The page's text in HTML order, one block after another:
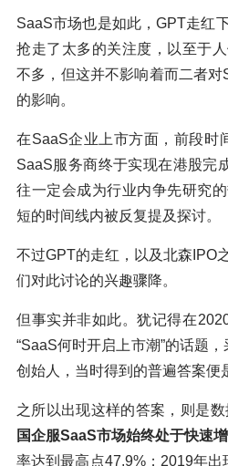
SaaS市场也是如此，GPT走红
抢走了太多的关注度，以至于
不多，但这并不影响着而二者
的影响。
在SaaS企业上市方面，前段时
SaaS服务商终于实现在港股完
往一定会成为行业内争先研究
短的时间线内被反复提及探讨。
不过GPT的走红，以及北森IPO
们对此讨论的兴趣骤降。
但事实并非如此。犹记得在
“SaaS何时开启上市潮”的话题
创始人，当时得到的普遍答案便
之所以出现这样的答案，则是
国企服SaaS市场始终处于快速增
率达到最高点47.9%；2019年